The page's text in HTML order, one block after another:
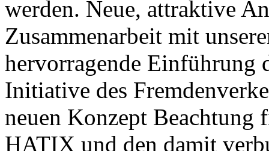
werden. Neue, attraktive
Zusammenarbeit mit
hervorragende Einführung
Initiative des
neuen Konzept
HATIX und den damit